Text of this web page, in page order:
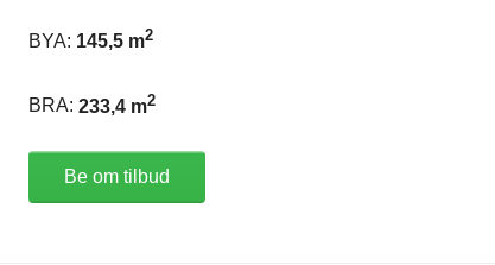
BYA: 145,5 m2
BRA: 233,4 m2
Be om tilbud